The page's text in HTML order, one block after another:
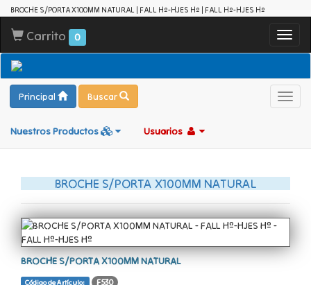
BROCHE S/PORTA X100MM NATURAL | FALL Hº-HJES Hº | FALL Hº-HJES Hº
Carrito 0
Principal Buscar
Nuestros Productos Usuarios
BROCHE S/PORTA X100MM NATURAL
BROCHE S/PORTA X100MM NATURAL
Código de Artículo: F530